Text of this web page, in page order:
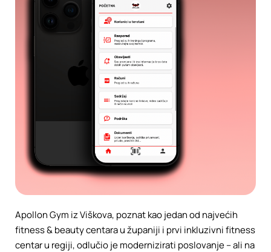
Apollon Gym iz Viškova, poznat kao jedan od najvećih
fitness & beauty centara u županiji i prvi inkluzivni fitness
centar u regiji, odlučio je modernizirati poslovanje – ali na